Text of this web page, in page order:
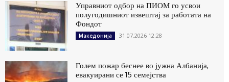
Управниот одбор на ПИОМ го усвои
полугодишниот извештај за работата на
Фондот
Македонија 31.07.2026 12:28
Голем пожар беснее во јужна Албанија,
евакуирани се 15 семејства